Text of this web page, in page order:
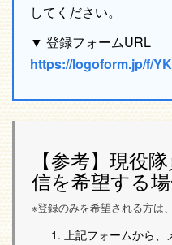
してください。
▼ 登録フォームURL
https://logoform.jp/f/
【参考】現役
信を希望する
※登録のみを希望される方は
上記フォームから